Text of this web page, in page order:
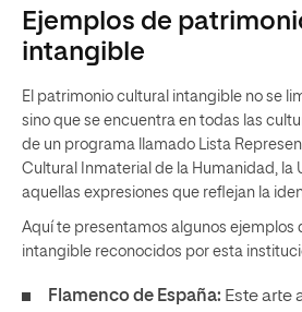
Ejemplos de
intangible
El patrimonio cultural intangible no se
sino que se encuentra en todas las
de un programa llamado Lista
Cultural Inmaterial de la Humanidad, la
aquellas expresiones que reflejan la
Aquí te presentamos algunos ejemplos
intangible reconocidos por esta
Flamenco de España: Este arte